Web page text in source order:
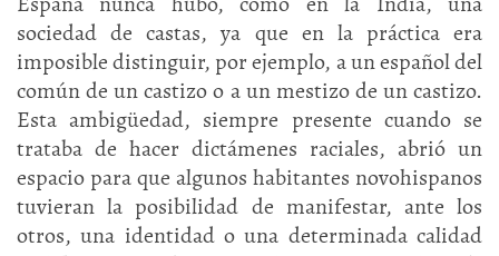
sociedad de castas, ya que en la práctica era
imposible distinguir, por ejemplo, a un español del
común de un castizo o a un mestizo de un castizo.
Esta ambigüedad, siempre presente cuando se
trataba de hacer dictámenes raciales, abrió un
espacio para que algunos habitantes novohispanos
tuvieran la posibilidad de manifestar, ante los
otros, una identidad o una determinada calidad